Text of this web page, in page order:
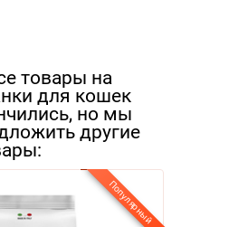
товары на
для кошек
но мы
другие
Популярный
Каталог товаров
О компании